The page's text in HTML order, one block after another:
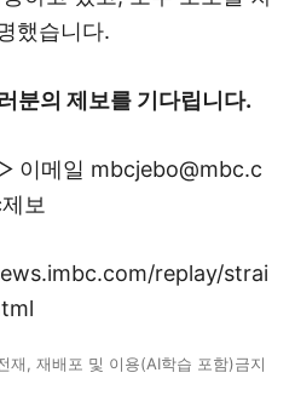
했습니다.
분의 제보를 기다립니다.
메일 mbcjebo@mbc.c
보
replay/strai
, 재배포 및 이용(AI학습 포함)금지